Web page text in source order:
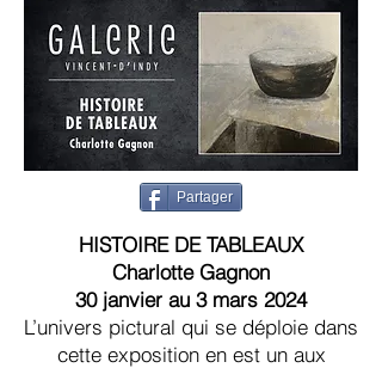
Partager
HISTOIRE DE TABLEAUX
Charlotte Gagnon
30 janvier au 3 mars 2024
L’univers pictural qui se déploie dans
cette exposition en est un aux